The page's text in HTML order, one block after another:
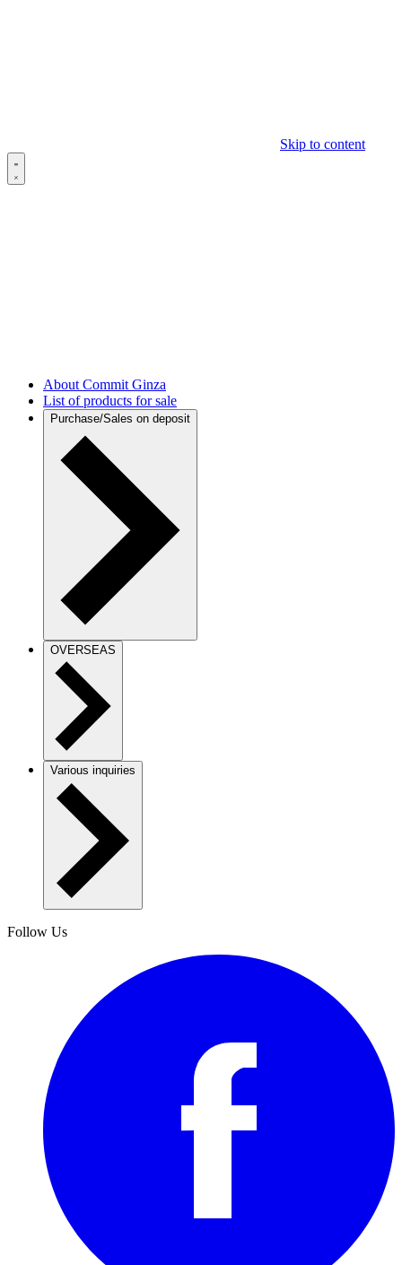
Skip to content
About Commit Ginza
List of products for sale
Purchase/Sales on deposit
OVERSEAS
Various inquiries
Follow Us